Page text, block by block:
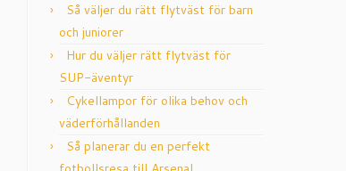
Så väljer du rätt flytväst för barn
och juniorer
Hur du väljer rätt flytväst för
SUP-äventyr
Cykellampor för olika behov och
väderförhållanden
Så planerar du en perfekt